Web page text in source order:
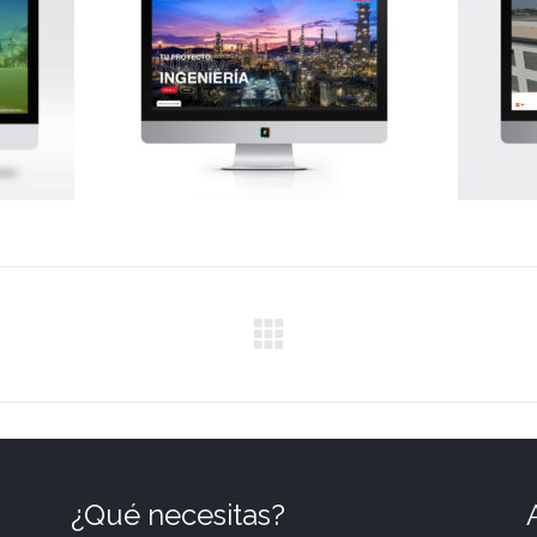
Diseño de página web
Tramita Ingeniería
Diseño Web
¿Qué necesitas?